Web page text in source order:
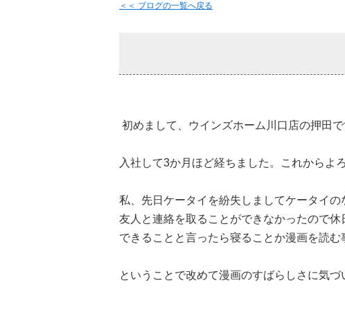
＜＜ ブログの一覧へ戻る
初めまして、ウインズホーム川口店の押田で
入社して3か月ほど経ちました。これからよ
私、先日ケータイを紛失しましてケータイ
友人と連絡を取ることができなかったので
できることと言ったら寝ることか漫画を読む
ということで改めて漫画のすばらしさに気